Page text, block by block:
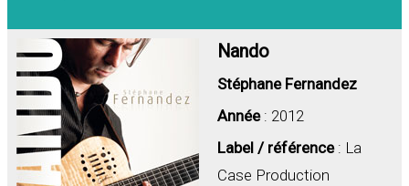
Nando
Stéphane Fernandez
Année: 2012
Label / référence: La
Case Production